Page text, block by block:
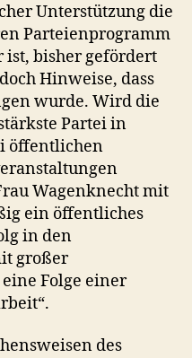
Unterstützung die
Parteienprogramm
bisher gefördert
Hinweise, dass
wurde. Wird die
Partei in
öffentlichen
Wagenknecht mit
ein öffentliches
in den
großer
Folge einer
des